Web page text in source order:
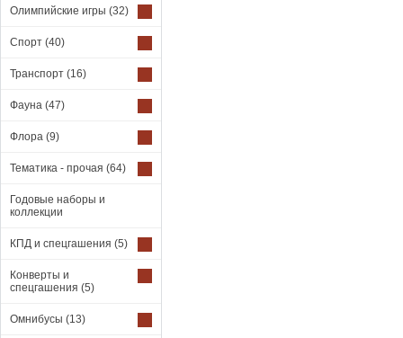
Олимпийские игры (32)
Спорт (40)
Транспорт (16)
Фауна (47)
Флора (9)
Тематика - прочая (64)
Годовые наборы и
коллекции
КПД и спецгашения (5)
Конверты и
спецгашения (5)
Омнибусы (13)